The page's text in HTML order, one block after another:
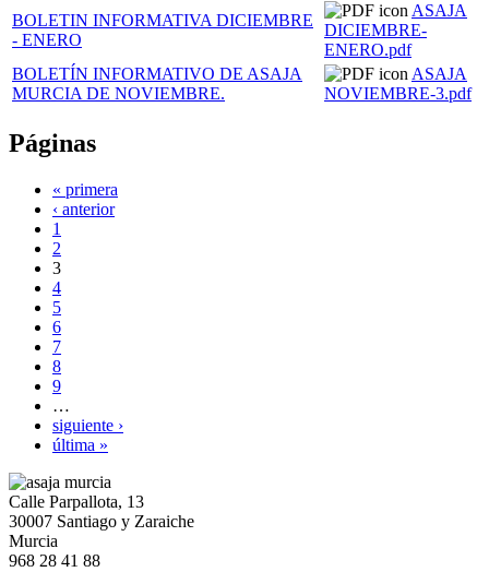
BOLETIN INFORMATIVA DICIEMBRE
- ENERO
ASAJA
DICIEMBRE-
ENERO.pdf
BOLETÍN INFORMATIVO DE ASAJA
MURCIA DE NOVIEMBRE.
ASAJA
NOVIEMBRE-3.pdf
Páginas
« primera
‹ anterior
1
2
3
4
5
6
7
8
9
…
siguiente ›
última »
Calle Parpallota, 13
30007 Santiago y Zaraiche
Murcia
968 28 41 88